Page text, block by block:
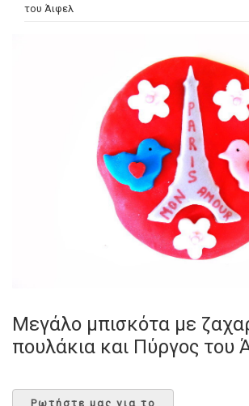
του Άιφελ
Μεγάλο μπισκότα με
πουλάκια και Πύργος του